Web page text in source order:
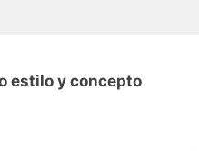
estilo y concepto